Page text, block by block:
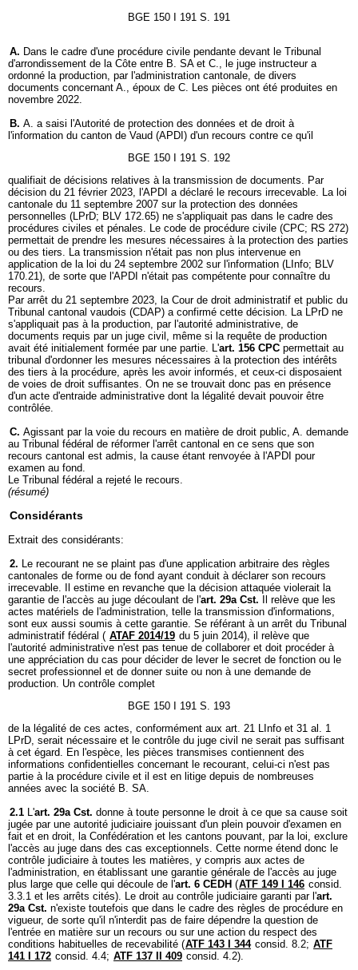
BGE 150 I 191 S. 191
A. Dans le cadre d'une procédure civile pendante devant le Tribunal
d'arrondissement de la Côte entre B. SA et C., le juge instructeur a
ordonné la production, par l'administration cantonale, de divers
documents concernant A., époux de C. Les pièces ont été produites en
novembre 2022.
B. A. a saisi l'Autorité de protection des données et de droit à
l'information du canton de Vaud (APDI) d'un recours contre ce qu'il
BGE 150 I 191 S. 192
qualifiait de décisions relatives à la transmission de documents. Par
décision du 21 février 2023, l'APDI a déclaré le recours irrecevable. La loi
cantonale du 11 septembre 2007 sur la protection des données
personnelles (LPrD; BLV 172.65) ne s'appliquait pas dans le cadre des
procédures civiles et pénales. Le code de procédure civile (CPC; RS 272)
permettait de prendre les mesures nécessaires à la protection des parties
ou des tiers. La transmission n'était pas non plus intervenue en
application de la loi du 24 septembre 2002 sur l'information (LInfo; BLV
170.21), de sorte que l'APDI n'était pas compétente pour connaître du
recours.
Par arrêt du 21 septembre 2023, la Cour de droit administratif et public du
Tribunal cantonal vaudois (CDAP) a confirmé cette décision. La LPrD ne
s'appliquait pas à la production, par l'autorité administrative, de
documents requis par un juge civil, même si la requête de production
avait été initialement formée par une partie. L'art. 156 CPC permettait au
tribunal d'ordonner les mesures nécessaires à la protection des intérêts
des tiers à la procédure, après les avoir informés, et ceux-ci disposaient
de voies de droit suffisantes. On ne se trouvait donc pas en présence
d'un acte d'entraide administrative dont la légalité devait pouvoir être
contrôlée.
C. Agissant par la voie du recours en matière de droit public, A. demande
au Tribunal fédéral de réformer l'arrêt cantonal en ce sens que son
recours cantonal est admis, la cause étant renvoyée à l'APDI pour
examen au fond.
Le Tribunal fédéral a rejeté le recours.
(résumé)
Considérants
Extrait des considérants:
2. Le recourant ne se plaint pas d'une application arbitraire des règles
cantonales de forme ou de fond ayant conduit à déclarer son recours
irrecevable. Il estime en revanche que la décision attaquée violerait la
garantie de l'accès au juge découlant de l'art. 29a Cst. Il relève que les
actes matériels de l'administration, telle la transmission d'informations,
sont eux aussi soumis à cette garantie. Se référant à un arrêt du Tribunal
administratif fédéral ( ATAF 2014/19 du 5 juin 2014), il relève que
l'autorité administrative n'est pas tenue de collaborer et doit procéder à
une appréciation du cas pour décider de lever le secret de fonction ou le
secret professionnel et de donner suite ou non à une demande de
production. Un contrôle complet
BGE 150 I 191 S. 193
de la légalité de ces actes, conformément aux art. 21 LInfo et 31 al. 1
LPrD, serait nécessaire et le contrôle du juge civil ne serait pas suffisant
à cet égard. En l'espèce, les pièces transmises contiennent des
informations confidentielles concernant le recourant, celui-ci n'est pas
partie à la procédure civile et il est en litige depuis de nombreuses
années avec la société B. SA.
2.1 L'art. 29a Cst. donne à toute personne le droit à ce que sa cause soit
jugée par une autorité judiciaire jouissant d'un plein pouvoir d'examen en
fait et en droit, la Confédération et les cantons pouvant, par la loi, exclure
l'accès au juge dans des cas exceptionnels. Cette norme étend donc le
contrôle judiciaire à toutes les matières, y compris aux actes de
l'administration, en établissant une garantie générale de l'accès au juge
plus large que celle qui découle de l'art. 6 CEDH (ATF 149 I 146 consid.
3.3.1 et les arrêts cités). Le droit au contrôle judiciaire garanti par l'art.
29a Cst. n'existe toutefois que dans le cadre des règles de procédure en
vigueur, de sorte qu'il n'interdit pas de faire dépendre la question de
l'entrée en matière sur un recours ou sur une action du respect des
conditions habituelles de recevabilité (ATF 143 I 344 consid. 8.2; ATF
141 I 172 consid. 4.4; ATF 137 II 409 consid. 4.2).